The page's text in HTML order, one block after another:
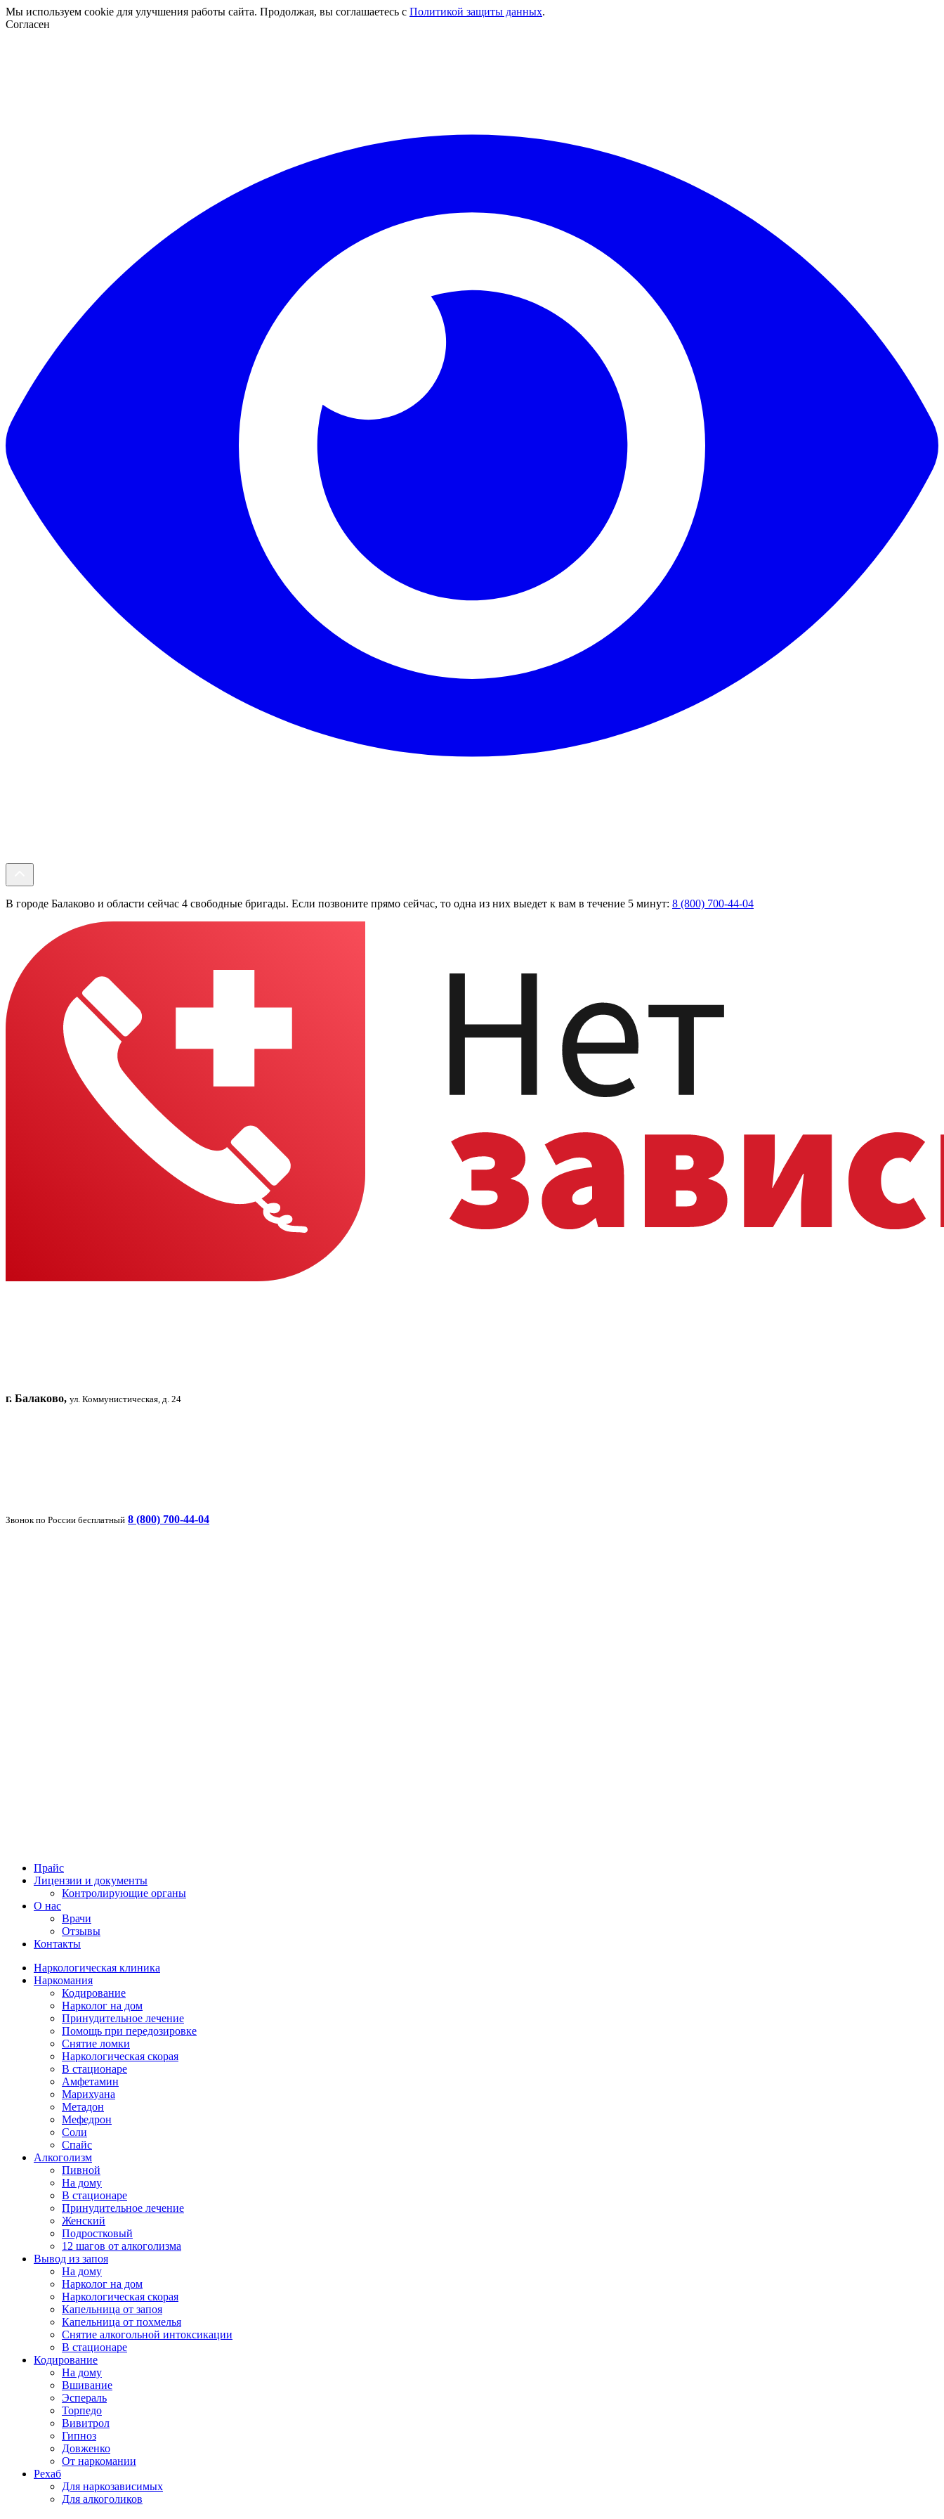
Мы используем cookie для улучшения работы сайта. Продолжая, вы соглашаетесь с Политикой защиты данных.
Согласен
В городе Балаково и области сейчас 4 свободные бригады. Если позвоните прямо сейчас, то одна из них выедет к вам в течение 5 минут: 8 (800) 700-44-04
г. Балаково, ул. Коммунистическая, д. 24
Звонок по России бесплатный 8 (800) 700-44-04
Прайс
Лицензии и документы
Контролирующие органы
О нас
Врачи
Отзывы
Контакты
Наркологическая клиника
Наркомания
Кодирование
Нарколог на дом
Принудительное лечение
Помощь при передозировке
Снятие ломки
Наркологическая скорая
В стационаре
Амфетамин
Марихуана
Метадон
Мефедрон
Соли
Спайс
Алкоголизм
Пивной
На дому
В стационаре
Принудительное лечение
Женский
Подростковый
12 шагов от алкоголизма
Вывод из запоя
На дому
Нарколог на дом
Наркологическая скорая
Капельница от запоя
Капельница от похмелья
Снятие алкогольной интоксикации
В стационаре
Кодирование
На дому
Вшивание
Эспераль
Торпедо
Вивитрол
Гипноз
Довженко
От наркомании
Рехаб
Для наркозависимых
Для алкоголиков